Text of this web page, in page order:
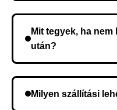
Mit tegyek, ha
után?
meg a rendelést.
Milyen szállítási